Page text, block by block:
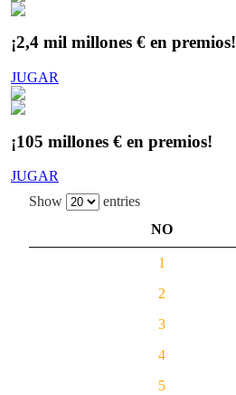
¡2,4 mil millones € en premios!
JUGAR
¡105 millones € en premios!
JUGAR
Show
entries
NO
1
2
3
4
5